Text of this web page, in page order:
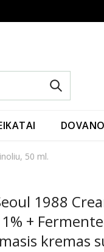
50 ml.
1988
+
kremas